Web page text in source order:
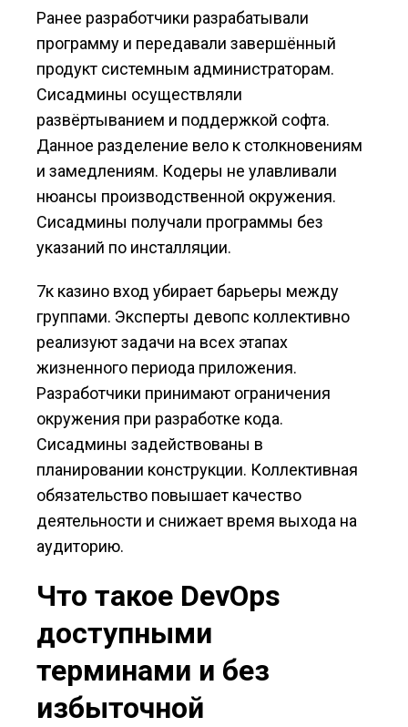
Ранее разработчики разрабатывали
программу и передавали завершённый
продукт системным администраторам.
Сисадмины осуществляли
развёртыванием и поддержкой софта.
Данное разделение вело к столкновениям
и замедлениям. Кодеры не улавливали
нюансы производственной окружения.
Сисадмины получали программы без
указаний по инсталляции.
7к казино вход убирает барьеры между
группами. Эксперты девопс коллективно
реализуют задачи на всех этапах
жизненного периода приложения.
Разработчики принимают ограничения
окружения при разработке кода.
Сисадмины задействованы в
планировании конструкции. Коллективная
обязательство повышает качество
деятельности и снижает время выхода на
аудиторию.
Что такое DevOps
доступными
терминами и без
избыточной